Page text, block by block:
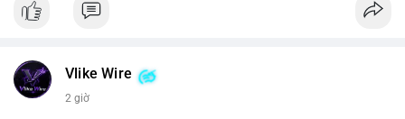
$btc
📰 Nguồn: Cointelegraph
Vlike Wire
2 giờ